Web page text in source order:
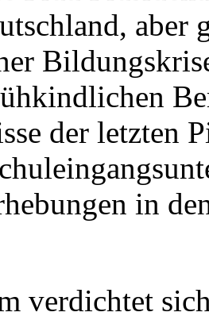
aber
der letzten
in
verdichtet